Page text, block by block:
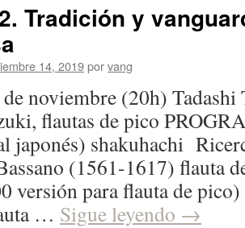
Tradición y
14, 2019porvang
de noviembre (20h)
flautas de pico
japonés) shakuhachi
(1561-1617) flauta
versión para flauta de
… Sigue leyendo →